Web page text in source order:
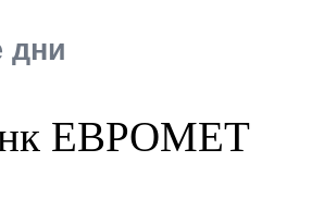
дни
ЕВРОМЕТ